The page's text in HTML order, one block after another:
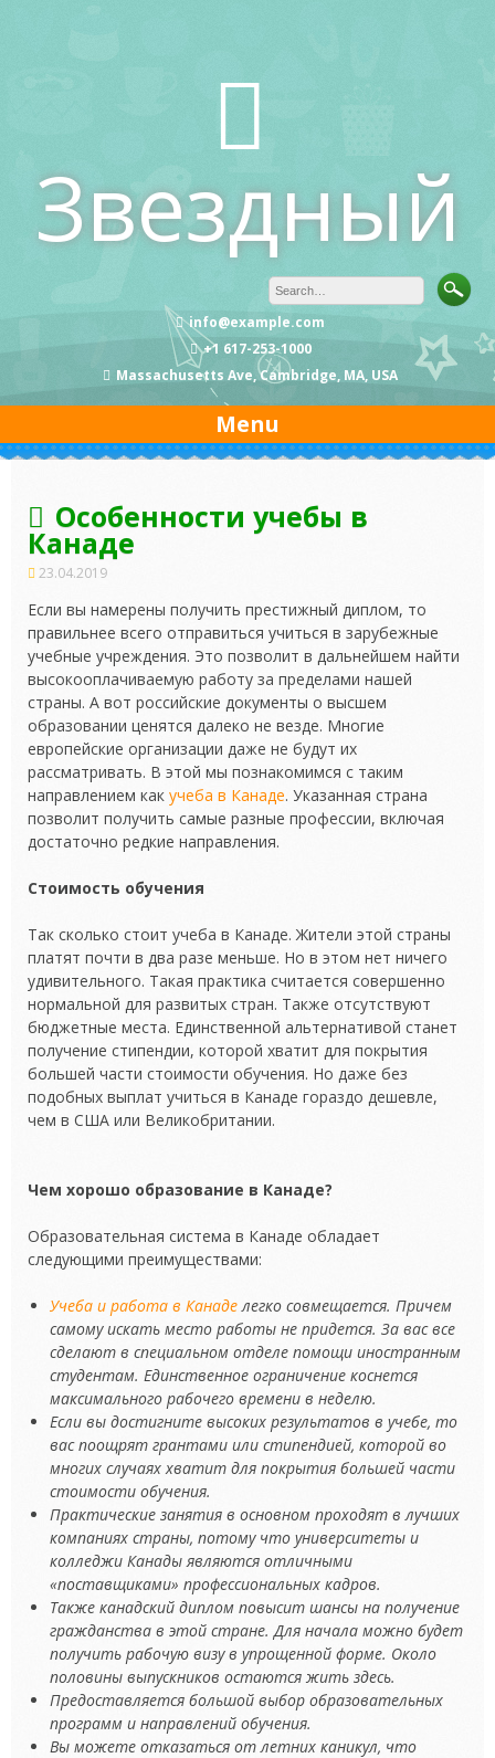
Звездный
info@example.com
+1 617-253-1000
Massachusetts Ave, Cambridge, MA, USA
Menu
Особенности учебы в
Канаде
23.04.2019
Если вы намерены получить престижный диплом, то
правильнее всего отправиться учиться в зарубежные
учебные учреждения. Это позволит в дальнейшем найти
высокооплачиваемую работу за пределами нашей
страны. А вот российские документы о высшем
образовании ценятся далеко не везде. Многие
европейские организации даже не будут их
рассматривать. В этой мы познакомимся с таким
направлением как учеба в Канаде. Указанная страна
позволит получить самые разные профессии, включая
достаточно редкие направления.
Стоимость обучения
Так сколько стоит учеба в Канаде. Жители этой страны
платят почти в два разе меньше. Но в этом нет ничего
удивительного. Такая практика считается совершенно
нормальной для развитых стран. Также отсутствуют
бюджетные места. Единственной альтернативой станет
получение стипендии, которой хватит для покрытия
большей части стоимости обучения. Но даже без
подобных выплат учиться в Канаде гораздо дешевле,
чем в США или Великобритании.
Чем хорошо образование в Канаде?
Образовательная система в Канаде обладает
следующими преимуществами:
Учеба и работа в Канаделегко совмещается. Причем
самому искать место работы не придется. За вас все
сделают в специальном отделе помощи иностранным
студентам. Единственное ограничение коснется
максимального рабочего времени в неделю.
Если вы достигните высоких результатов в учебе, то
вас поощрят грантами или стипендией, которой во
многих случаях хватит для покрытия большей части
стоимости обучения.
Практические занятия в основном проходят в лучших
компаниях страны, потому что университеты и
колледжи Канады являются отличными
«поставщиками» профессиональных кадров.
Также канадский диплом повысит шансы на получение
гражданства в этой стране. Для начала можно будет
получить рабочую визу в упрощенной форме. Около
половины выпускников остаются жить здесь.
Предоставляется большой выбор образовательных
программ и направлений обучения.
Вы можете отказаться от летних каникул, что